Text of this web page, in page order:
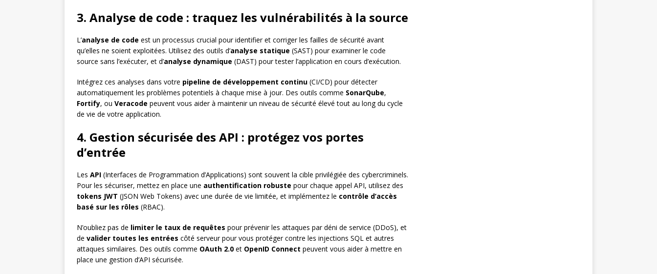
3. Analyse de code : traquez les vulnérabilités à la source
L’analyse de code est un processus crucial pour identifier et corriger les failles de sécurité avant
qu’elles ne soient exploitées. Utilisez des outils d’analyse statique (SAST) pour examiner le code
source sans l’exécuter, et d’analyse dynamique (DAST) pour tester l’application en cours d’exécution.
Intégrez ces analyses dans votre pipeline de développement continu (CI/CD) pour détecter
automatiquement les problèmes potentiels à chaque mise à jour. Des outils comme SonarQube,
Fortify, ou Veracode peuvent vous aider à maintenir un niveau de sécurité élevé tout au long du cycle
de vie de votre application.
4. Gestion sécurisée des API : protégez vos portes
d’entrée
Les API (Interfaces de Programmation d’Applications) sont souvent la cible privilégiée des cybercriminels.
Pour les sécuriser, mettez en place une authentification robuste pour chaque appel API, utilisez des
tokens JWT (JSON Web Tokens) avec une durée de vie limitée, et implémentez le contrôle d’accès
basé sur les rôles (RBAC).
N’oubliez pas de limiter le taux de requêtes pour prévenir les attaques par déni de service (DDoS), et
de valider toutes les entrées côté serveur pour vous protéger contre les injections SQL et autres
attaques similaires. Des outils comme OAuth 2.0 et OpenID Connect peuvent vous aider à mettre en
place une gestion d’API sécurisée.